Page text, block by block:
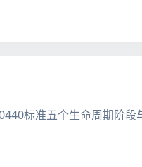
标准五个生命周期阶段